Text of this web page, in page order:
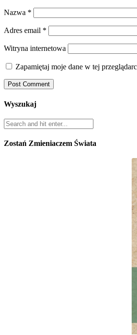
Nazwa *
Adres email *
Witryna internetowa
Zapamiętaj moje dane w tej
Wyszukaj
Zostań Zmieniaczem Świata